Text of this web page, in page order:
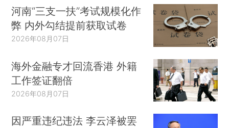
河南“三支一扶”考试规模化作
弊 内外勾结提前获取试卷
2026年08月07日
海外金融专才回流香港 外籍
工作签证翻倍
2026年08月07日
因严重违纪违法 李云泽被罢